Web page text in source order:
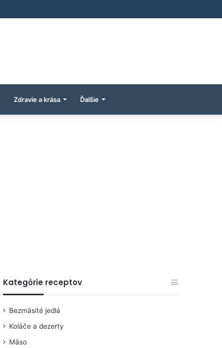
Zdravie a krása Ďalšie
Kategórie receptov
Bezmäsité jedlá
Koláče a dezerty
Mäso